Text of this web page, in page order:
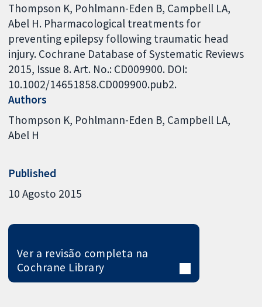
Thompson K, Pohlmann-Eden B, Campbell LA,
Abel H. Pharmacological treatments for
preventing epilepsy following traumatic head
injury. Cochrane Database of Systematic Reviews
2015, Issue 8. Art. No.: CD009900. DOI:
10.1002/14651858.CD009900.pub2.
Authors
Thompson K Pohlmann-Eden B Campbell LA
Abel H
Published
10 Agosto 2015
Ver a revisão completa na
Cochrane Library